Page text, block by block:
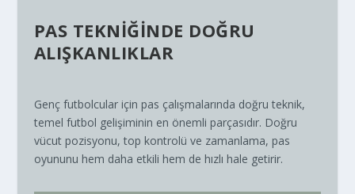
PAS TEKNİĞİNDE DOĞRU
ALIŞKANLIKLAR
Genç futbolcular için pas çalışmalarında doğru teknik,
temel futbol gelişiminin en önemli parçasıdır. Doğru
vücut pozisyonu, top kontrolü ve zamanlama, pas
oyununu hem daha etkili hem de hızlı hale getirir.